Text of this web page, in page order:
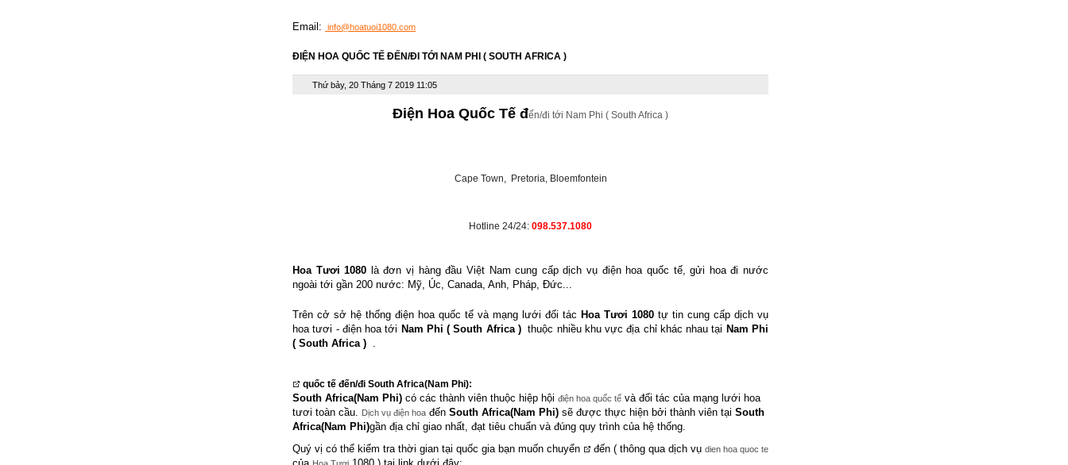
Email: info@hoatuoi1080.com
ĐIỆN HOA QUỐC TẾ ĐẾN/ĐI TỚI NAM PHI ( SOUTH AFRICA )
Thứ bảy, 20 Tháng 7 2019 11:05
Điện Hoa Quốc Tế đến/đi tới Nam Phi ( South Africa )
Cape Town, Pretoria, Bloemfontein
Hotline 24/24: 098.537.1080
Hoa Tươi 1080 là đơn vị hàng đầu Việt Nam cung cấp dịch vụ điện hoa quốc tế, gửi hoa đi nước
ngoài tới gần 200 nước: Mỹ, Úc, Canada, Anh, Pháp, Đức...
Trên cở sở hệ thống điện hoa quốc tế và mạng lưới đối tác Hoa Tươi 1080 tự tin cung cấp dịch vụ
hoa tươi - điện hoa tới Nam Phi ( South Africa )thuộc nhiều khu vực địa chỉ khác nhau tại Nam Phi
( South Africa )
quốc tế đến/đi South Africa(Nam Phi):
South Africa(Nam Phi) có các thành viên thuộc hiệp hội điện hoa quốc tế và đối tác của mạng lưới hoa
tươi toàn cầu.
Dịch vụ điện hoa đến South Africa(Nam Phi) sẽ được thực hiện bởi thành viên tại South
Africa(Nam Phi)gần địa chỉ giao nhất, đạt tiêu chuẩn và đúng quy trình của hệ thống.
Quý vị có thể kiểm tra thời gian tại quốc gia bạn muốn chuyển
đến ( thông qua dịch vụ dien hoa quoc te